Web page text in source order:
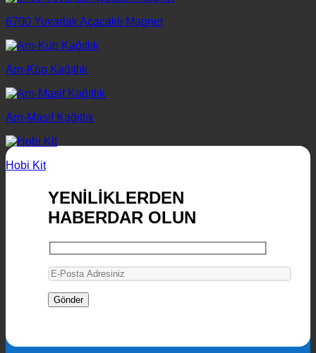
6700 Yuvarlak Açacaklı Magnet
Arn-Küp Kağıtlık
Arn-Masif Kağıtlık
Hobi Kit
YENİLİKLERDEN
HABERDAR OLUN